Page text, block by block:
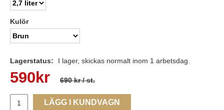
Kulör
Lagerstatus: I lager, skickas normalt inom 1 arbetsdag.
590 kr 690 kr/ st.
LÄGG I KUNDVAGN